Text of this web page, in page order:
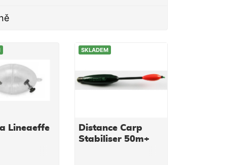
Lineaeffe
SKLADEM
Distance Carp
Stabiliser 50m+